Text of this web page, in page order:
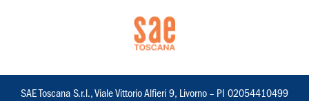
SAE Toscana S.r.l., Viale Vittorio Alfieri 9, Livorno – PI 02054410499